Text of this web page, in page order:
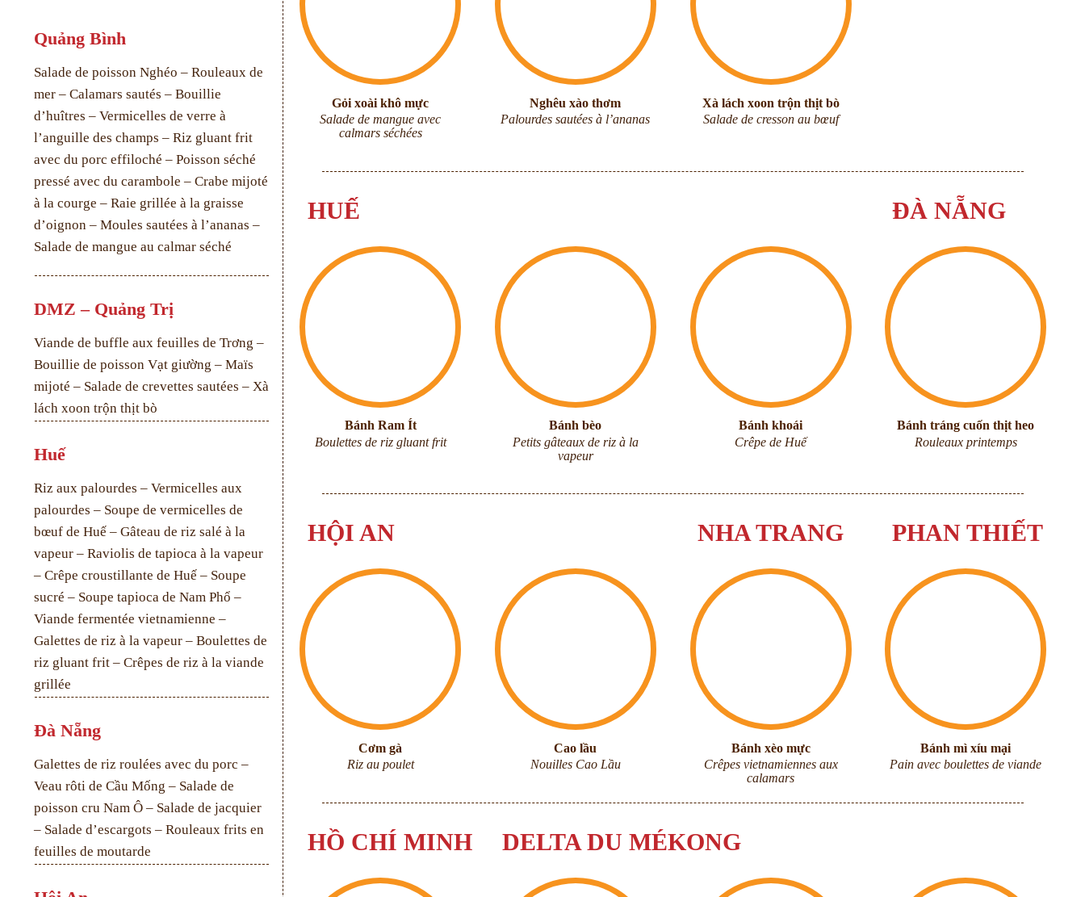
Quảng Bình
Salade de poisson Nghéo – Rouleaux de
mer – Calamars sautés – Bouillie
d’huîtres – Vermicelles de verre à
l’anguille des champs – Riz gluant frit
avec du porc effiloché – Poisson séché
pressé avec du carambole – Crabe mijoté
à la courge – Raie grillée à la graisse
d’oignon – Moules sautées à l’ananas –
Salade de mangue au calmar séché
DMZ – Quảng Trị
Viande de buffle aux feuilles de Trơng –
Bouillie de poisson Vạt giường – Maïs
mijoté – Salade de crevettes sautées – Xà
lách xoon trộn thịt bò
Huế
Riz aux palourdes – Vermicelles aux
palourdes – Soupe de vermicelles de
bœuf de Huế – Gâteau de riz salé à la
vapeur – Raviolis de tapioca à la vapeur
– Crêpe croustillante de Huế – Soupe
sucré – Soupe tapioca de Nam Phổ –
Viande fermentée vietnamienne –
Galettes de riz à la vapeur – Boulettes de
riz gluant frit – Crêpes de riz à la viande
grillée
Đà Nẵng
Galettes de riz roulées avec du porc –
Veau rôti de Cầu Mống – Salade de
poisson cru Nam Ô – Salade de jacquier
– Salade d’escargots – Rouleaux frits en
feuilles de moutarde
Gỏi xoài khô mực
Salade de mangue avec
calmars séchées
Nghêu xào thơm
Palourdes sautées à l’ananas
Xà lách xoon trộn thịt bò
Salade de cresson au bœuf
HUẾ
Bánh Ram Ít
Boulettes de riz gluant frit
Bánh bèo
Petits gâteaux de riz à la
vapeur
Bánh khoái
Crêpe de Huế
ĐÀ NẴNG
Bánh tráng cuốn thịt heo
Rouleaux printemps
HỘI AN
Cơm gà
Riz au poulet
Cao lầu
Nouilles Cao Lầu
NHA TRANG
Bánh xèo mực
Crêpes vietnamiennes aux
calamars
PHAN THIẾT
Bánh mì xíu mại
Pain avec boulettes de viande
HỒ CHÍ MINH DELTA DU MÉKONG